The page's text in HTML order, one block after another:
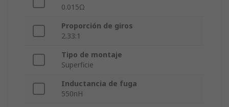
0.015Ω
Proporción de giros
2.33:1
Tipo de montaje
Superficie
Inductancia de fuga
550nH